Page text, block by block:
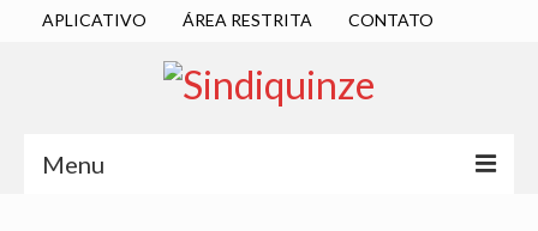
APLICATIVO ÁREA RESTRITA CONTATO
Menu